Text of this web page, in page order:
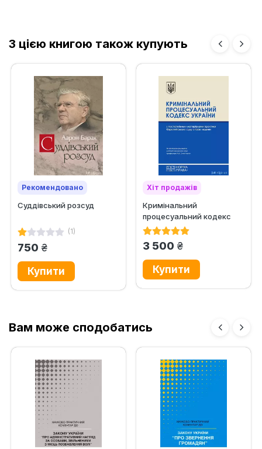
З цією книгою також купують
Рекомендовано
Суддівський розсуд
(1)
750 грн.
Хіт продажів
Ексклюзив
Кримінальний
процесуальний кодекс
України з постатейними
3 500 грн.
Вам може сподобатись